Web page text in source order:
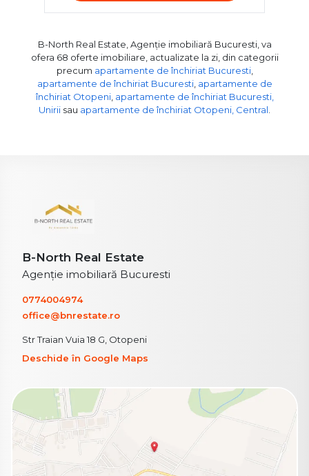
B-North Real Estate, Agenție imobiliară Bucuresti, va
ofera 68 oferte imobiliare, actualizate la zi, din categorii
precum apartamente de închiriat Bucuresti,
apartamente de închiriat Bucuresti, apartamente de
închiriat Otopeni, apartamente de închiriat Bucuresti,
Unirii sau apartamente de închiriat Otopeni, Central
B-North Real Estate
Agenție imobiliară Bucuresti
0774004974
office@bnrestate.ro
Str Traian Vuia 18 G, Otopeni
Deschide în Google Maps